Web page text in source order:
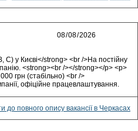
С) у Києві</strong> <br />На постійну
<strong><br /></strong></p> <p>
грн (стабільно) <br />
офіційне працевлаштування.
до повного опису вакансії в Черкасах